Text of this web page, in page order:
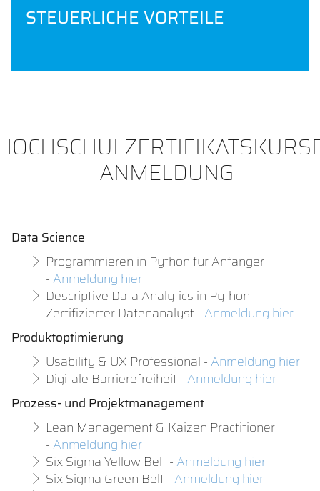
STEUERLICHE VORTEILE
- ANMELDUNG
Data Science
Programmieren in Python für Anfänger
- Anmeldung hier
Descriptive Data Analytics in Python -
Zertifizierter Datenanalyst - Anmeldung hier
Produktoptimierung
Usability & UX Professional - Anmeldung hier
Digitale Barrierefreiheit - Anmeldung hier
Prozess- und Projektmanagement
Lean Management & Kaizen Practitioner
- Anmeldung hier
Six Sigma Yellow Belt - Anmeldung hier
Six Sigma Green Belt - Anmeldung hier